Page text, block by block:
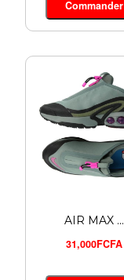
Commander
AIR MAX ...
31,000FCFA